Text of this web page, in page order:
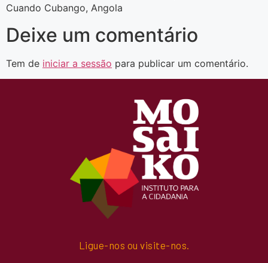
Cuando Cubango, Angola
Deixe um comentário
Tem de iniciar a sessão para publicar um comentário.
Ligue-nos ou visite-nos.